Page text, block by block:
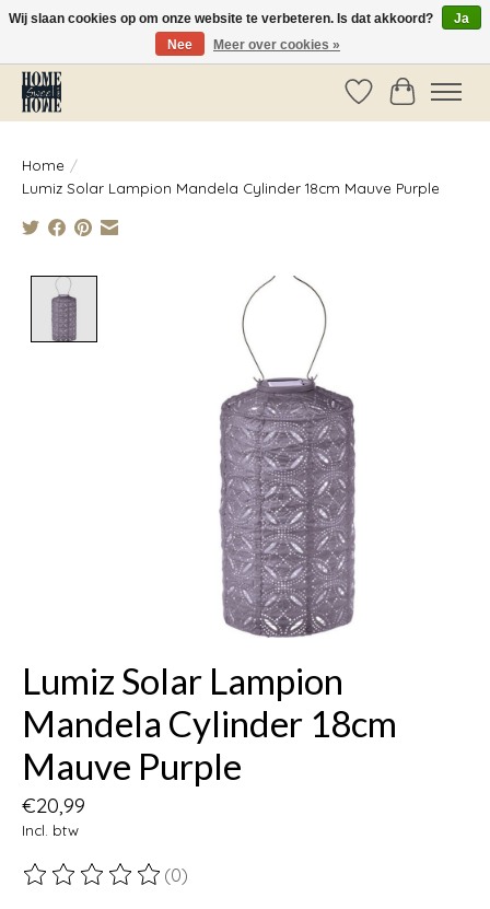
Vóór 14:00 besteld, dezelfde dag verzonden!
Verlanglijst
Home /
Lumiz Solar Lampion Mandela Cylinder 18cm Mauve Purple
Product image slideshow Items
Lumiz Solar Lampion
Mandela Cylinder 18cm
Mauve Purple
€20,99
Incl. btw
De beoordeling van dit product is
(0)
Wij slaan cookies op om onze website te verbeteren. Is dat akkoord?
Ja
Nee
Meer over cookies »